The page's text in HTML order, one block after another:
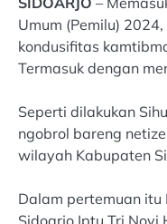
Umum (Pemilu)
kondusifitas
Termasuk dengan
Seperti dilakukan
ngobrol bareng
wilayah Kabupaten
Dalam pertemuan itu